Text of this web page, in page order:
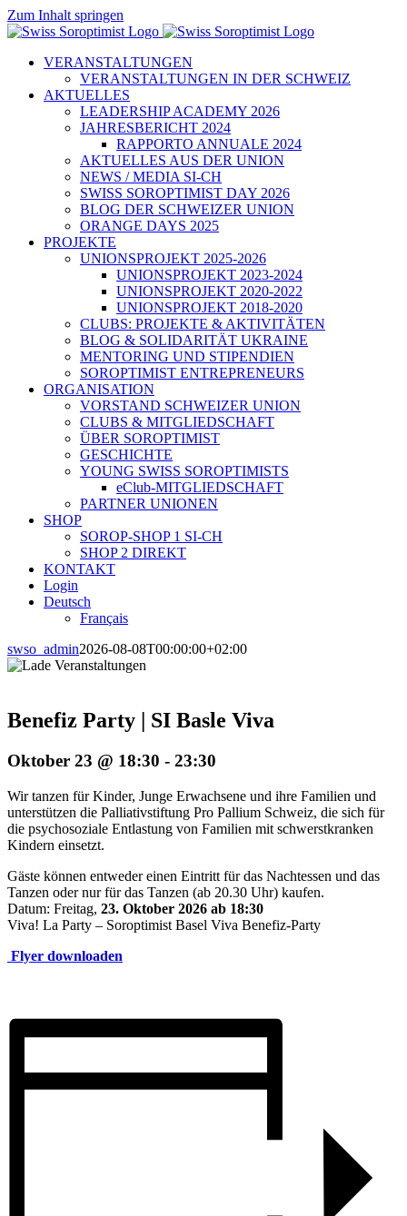
Zum Inhalt springen
VERANSTALTUNGEN
VERANSTALTUNGEN IN DER SCHWEIZ
AKTUELLES
LEADERSHIP ACADEMY 2026
JAHRESBERICHT 2024
RAPPORTO ANNUALE 2024
AKTUELLES AUS DER UNION
NEWS / MEDIA SI-CH
SWISS SOROPTIMIST DAY 2026
BLOG DER SCHWEIZER UNION
ORANGE DAYS 2025
PROJEKTE
UNIONSPROJEKT 2025-2026
UNIONSPROJEKT 2023-2024
UNIONSPROJEKT 2020-2022
UNIONSPROJEKT 2018-2020
CLUBS: PROJEKTE & AKTIVITÄTEN
BLOG & SOLIDARITÄT UKRAINE
MENTORING UND STIPENDIEN
SOROPTIMIST ENTREPRENEURS
ORGANISATION
VORSTAND SCHWEIZER UNION
CLUBS & MITGLIEDSCHAFT
ÜBER SOROPTIMIST
GESCHICHTE
YOUNG SWISS SOROPTIMISTS
eClub-MITGLIEDSCHAFT
PARTNER UNIONEN
SHOP
SOROP-SHOP 1 SI-CH
SHOP 2 DIREKT
KONTAKT
Login
Deutsch
Français
swso_admin2026-08-08T00:00:00+02:00
Benefiz Party | SI Basle Viva
Oktober 23 @ 18:30 - 23:30
Wir tanzen für Kinder, Junge Erwachsene und ihre Familien und
unterstützen die Palliativstiftung Pro Pallium Schweiz, die sich für
die psychosoziale Entlastung von Familien mit schwerstkranken
Kindern einsetzt.
Gäste können entweder einen Eintritt für das Nachtessen und das
Tanzen oder nur für das Tanzen (ab 20.30 Uhr) kaufen.
Datum: Freitag, 23. Oktober 2026 ab 18:30
Viva! La Party – Soroptimist Basel Viva Benefiz-Party
Flyer downloaden